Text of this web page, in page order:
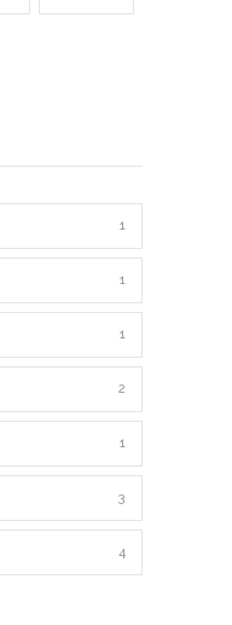
1
1
1
2
1
3
4